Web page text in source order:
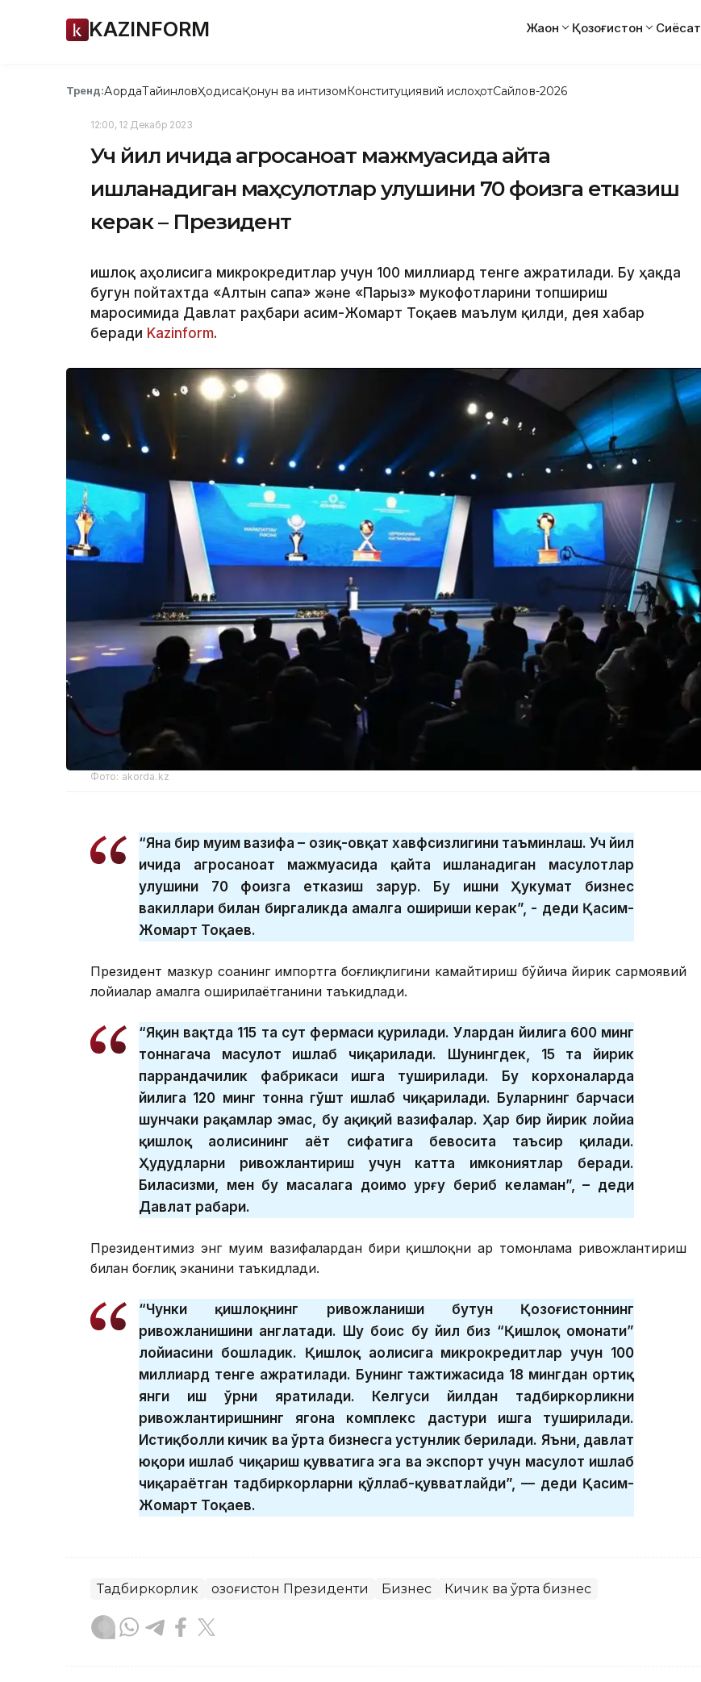
KAZINFORM Жаҳон Қозоғистон Сиёсат
Тренд:АқордаТайинловҲодисаҚонун ва интизомКонституциявий ислоҳотСайлов-2026
12:00, 12 Декабр 2023
Уч йил ичида агросаноат мажмуасида қайта
ишланадиган маҳсулотлар улушини 70 фоизга етказиш
керак – Президент
Қишлоқ аҳолисига микрокредитлар учун 100 миллиард тенге ажратилади. Бу ҳақда
бугун пойтахтда «Алтын сапа» және «Парыз» мукофотларини топшириш
маросимида Давлат раҳбари Қасим-Жомарт Тоқаев маълум қилди, дея хабар
беради Kazinform.
Фото: akorda.kz
“Яна бир муҳим вазифа – озиқ-овқат хавфсизлигини таъминлаш. Уч йил
ичида агросаноат мажмуасида қайта ишланадиган маҳсулотлар
улушини 70 фоизга етказиш зарур. Бу ишни Ҳукумат бизнес
вакиллари билан биргаликда амалга ошириши керак”, - деди Қасим-
Жомарт Тоқаев.
Президент мазкур соҳанинг импортга боғлиқлигини камайтириш бўйича йирик сармоявий
лойиҳалар амалга оширилаётганини таъкидлади.
“Яқин вақтда 115 та сут фермаси қурилади. Улардан йилига 600 минг
тоннагача маҳсулот ишлаб чиқарилади. Шунингдек, 15 та йирик
паррандачилик фабрикаси ишга туширилади. Бу корхоналарда
йилига 120 минг тонна гўшт ишлаб чиқарилади. Буларнинг барчаси
шунчаки рақамлар эмас, бу ҳақиқий вазифалар. Ҳар бир йирик лойиҳа
қишлоқ аҳолисининг ҳаёт сифатига бевосита таъсир қилади.
Ҳудудларни ривожлантириш учун катта имкониятлар беради.
Биласизми, мен бу масалага доимо урғу бериб келаман”, – деди
Давлат раҳбари.
Президентимиз энг муҳим вазифалардан бири қишлоқни ҳар томонлама ривожлантириш
билан боғлиқ эканини таъкидлади.
“Чунки қишлоқнинг ривожланиши бутун Қозоғистоннинг
ривожланишини англатади. Шу боис бу йил биз “Қишлоқ омонати”
лойиҳасини бошладик. Қишлоқ аҳолисига микрокредитлар учун 100
миллиард тенге ажратилади. Бунинг тажтижасида 18 мингдан ортиқ
янги иш ўрни яратилади. Келгуси йилдан тадбиркорликни
ривожлантиришнинг ягона комплекс дастури ишга туширилади.
Истиқболли кичик ва ўрта бизнесга устунлик берилади. Яъни, давлат
юқори ишлаб чиқариш қувватига эга ва экспорт учун маҳсулот ишлаб
чиқараётган тадбиркорларни қўллаб-қувватлайди”, — деди Қасим-
Жомарт Тоқаев.
Тадбиркорлик Қозоғистон Президенти Бизнес Кичик ва ўрта бизнес